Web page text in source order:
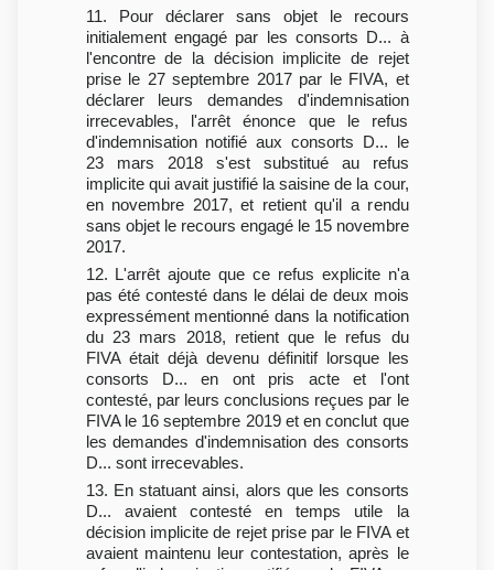
11. Pour déclarer sans objet le recours
initialement engagé par les consorts D... à
l'encontre de la décision implicite de rejet
prise le 27 septembre 2017 par le FIVA, et
déclarer leurs demandes d'indemnisation
irrecevables, l'arrêt énonce que le refus
d'indemnisation notifié aux consorts D... le
23 mars 2018 s'est substitué au refus
implicite qui avait justifié la saisine de la cour,
en novembre 2017, et retient qu'il a rendu
sans objet le recours engagé le 15 novembre
2017.
12. L'arrêt ajoute que ce refus explicite n'a
pas été contesté dans le délai de deux mois
expressément mentionné dans la notification
du 23 mars 2018, retient que le refus du
FIVA était déjà devenu définitif lorsque les
consorts D... en ont pris acte et l'ont
contesté, par leurs conclusions reçues par le
FIVA le 16 septembre 2019 et en conclut que
les demandes d'indemnisation des consorts
D... sont irrecevables.
13. En statuant ainsi, alors que les consorts
D... avaient contesté en temps utile la
décision implicite de rejet prise par le FIVA et
avaient maintenu leur contestation, après le